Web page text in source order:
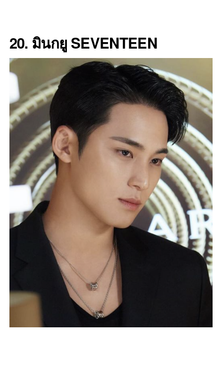
20. มินกยู SEVENTEEN